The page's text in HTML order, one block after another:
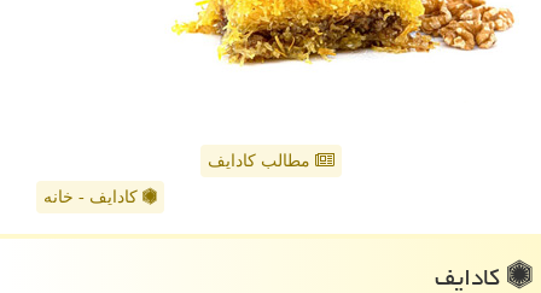
مطالب کادایف
کادایف - خانه
كادایف